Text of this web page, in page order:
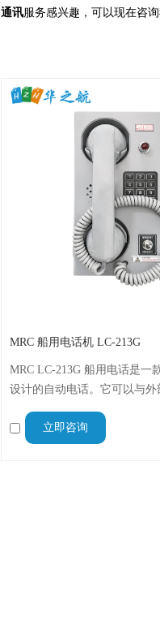
通讯服务感兴趣，可以现在咨
MRC 船用电话机 LC-213G
MRC LC-213G 船用电话是一
设计的自动电话。它可以与外
器、警铃和闪光灯）连接，以
增强信号提示。
立即咨询